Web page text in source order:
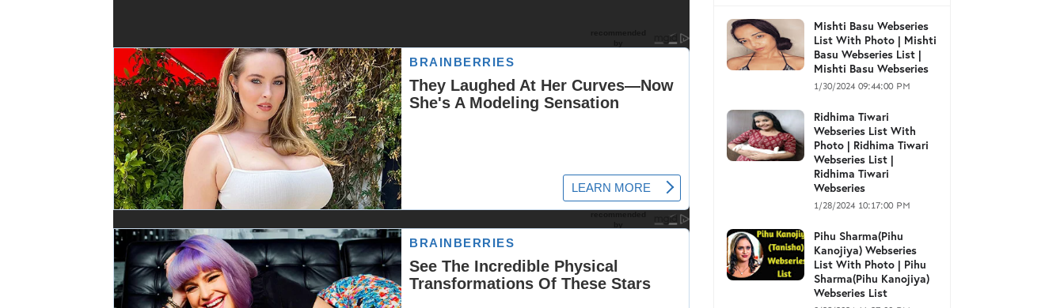
Mishti Basu Webseries
List With Photo | Mishti
Basu Webseries List |
Mishti Basu Webseries
1/30/2024 09:44:00 PM
Ridhima Tiwari
Webseries List With
Photo | Ridhima Tiwari
Webseries List |
Ridhima Tiwari
Webseries
1/28/2024 10:17:00 PM
Pihu Sharma(Pihu
Kanojiya) Webseries
List With Photo | Pihu
Sharma(Pihu Kanojiya)
Webseries List